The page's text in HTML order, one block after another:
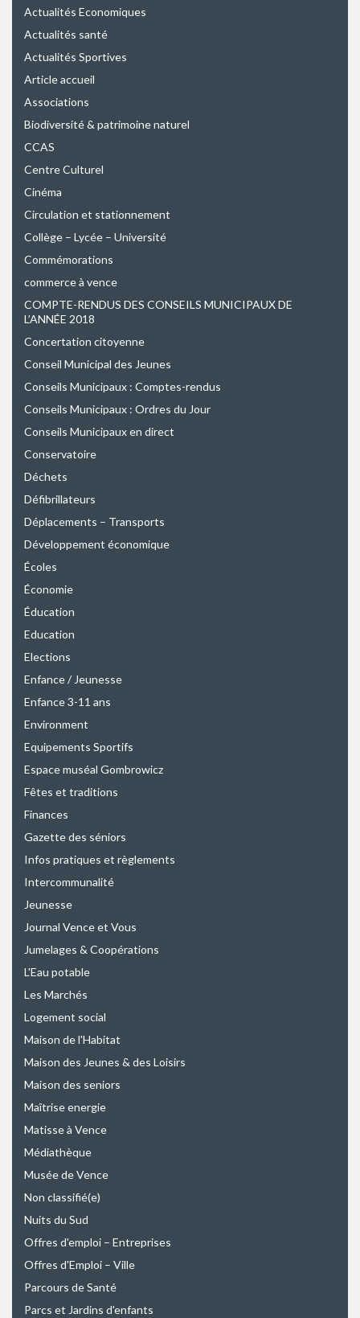
Actualités Economiques
Actualités santé
Actualités Sportives
Article accueil
Associations
Biodiversité & patrimoine naturel
CCAS
Centre Culturel
Cinéma
Circulation et stationnement
Collège – Lycée – Université
Commémorations
commerce à vence
COMPTE-RENDUS DES CONSEILS MUNICIPAUX DE
L’ANNÉE 2018
Concertation citoyenne
Conseil Municipal des Jeunes
Conseils Municipaux : Comptes-rendus
Conseils Municipaux : Ordres du Jour
Conseils Municipaux en direct
Conservatoire
Déchets
Défibrillateurs
Déplacements – Transports
Développement économique
Écoles
Économie
Éducation
Education
Elections
Enfance / Jeunesse
Enfance 3-11 ans
Environment
Equipements Sportifs
Espace muséal Gombrowicz
Fêtes et traditions
Finances
Gazette des séniors
Infos pratiques et règlements
Intercommunalité
Jeunesse
Journal Vence et Vous
Jumelages & Coopérations
L'Eau potable
Les Marchés
Logement social
Maison de l'Habitat
Maison des Jeunes & des Loisirs
Maison des seniors
Maîtrise energie
Matisse à Vence
Médiathèque
Musée de Vence
Non classifié(e)
Nuits du Sud
Offres d'emploi – Entreprises
Offres d'Emploi – Ville
Parcours de Santé
Parcs et Jardins d'enfants